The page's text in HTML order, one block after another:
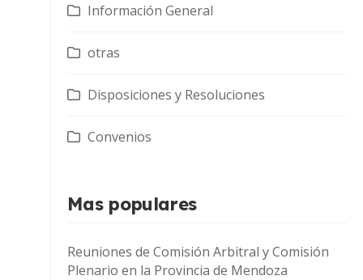
Información General
otras
Disposiciones y Resoluciones
Convenios
Mas populares
Reuniones de Comisión Arbitral y Comisión
Plenario en la Provincia de Mendoza